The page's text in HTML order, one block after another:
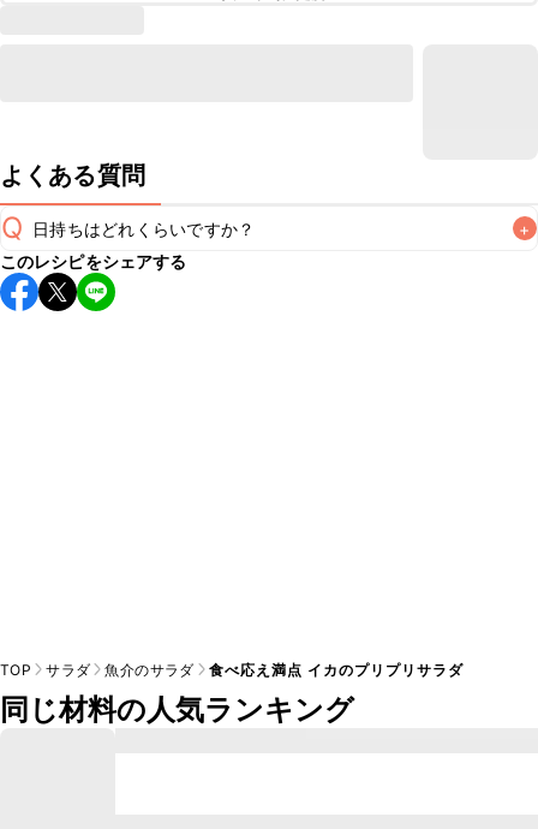
よくある質問
Q 日持ちはどれくらいですか？ +
保存期間は冷蔵で当日中が目安です。なるべくお早めにお召
し上がりください。
このレシピをシェアする
TOP サラダ 魚介のサラダ 食べ応え満点 イカのプリプリサラダ
同じ材料の人気ランキング